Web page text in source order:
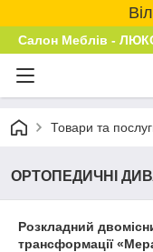
Салон Меблів -
Товари та
ОРТОПЕДИЧНІ
Розкладний
трансформації